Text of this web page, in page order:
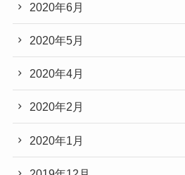
2020年6月
2020年5月
2020年4月
2020年2月
2020年1月